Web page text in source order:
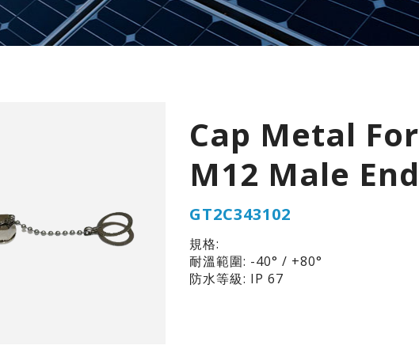
Cap Metal For
M12 Male End
GT2C343102
規格:
耐溫範圍: -40° / +80°
防水等級: IP 67